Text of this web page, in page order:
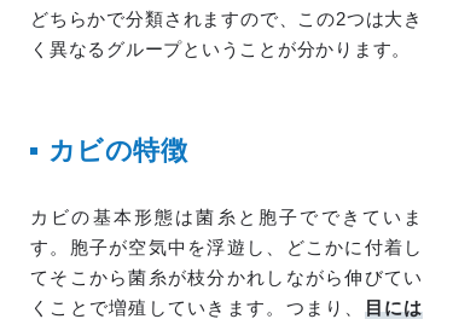
どちらかで分類されますので、この2つは大き
く異なるグループということが分かります。
カビの特徴
カビの基本形態は菌糸と胞子でできていま
す。胞子が空気中を浮遊し、どこかに付着し
てそこから菌糸が枝分かれしながら伸びてい
くことで増殖していきます。つまり、 目には